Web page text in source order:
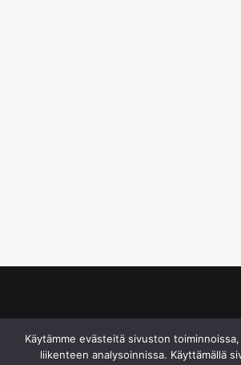
Käytämme evästeitä sivuston
liikenteen analysoinnissa. Käyttämällä